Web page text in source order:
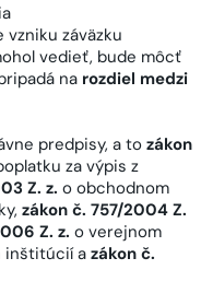
vzniku záväzku
vedieť, bude môcť
na rozdiel medzi
predpisy, a to zákon
za výpis z
Z. z. o obchodnom
zákon č. 757/2004 Z.
Z. z. o verejnom
inštitúcií a zákon č.